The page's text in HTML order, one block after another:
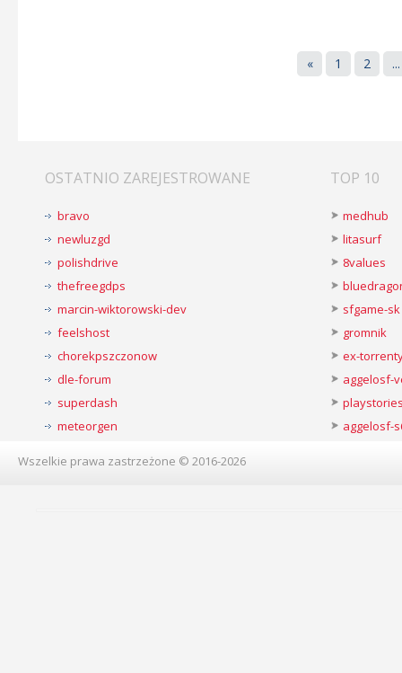
« 1 2 ...
OSTATNIO ZAREJESTROWANE
bravo
newluzgd
polishdrive
thefreegdps
marcin-wiktorowski-dev
feelshost
chorekpszczonow
dle-forum
superdash
meteorgen
TOP 10
medhub
litasurf
8values
sfgame-sk
gromnik
ex-
aggelosf-
aggelosf-
Wszelkie prawa zastrzeżone © 2016-2026